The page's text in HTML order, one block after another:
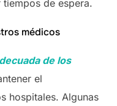
de espera.
médicos
de los
el
hospitales. Algunas